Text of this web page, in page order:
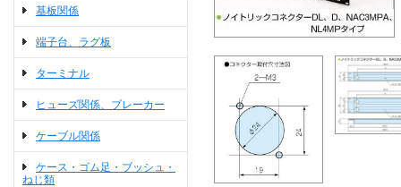
基板関係
端子台、ラグ板
ターミナル
ヒューズ関係、ブレーカー
ケーブル関係
ケース・ゴム足・ブッシュ・
ねじ類